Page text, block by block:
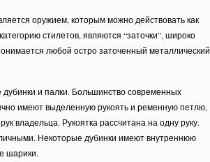
оружием, которым можно действовать как
стилетов, являются “заточки”, широко
любой остро заточенный металлический
и палки. Большинство современных
имеют выделенную рукоять и ременную петлю,
владельца. Рукоятка рассчитана на одну руку.
Некоторые дубинки имеют внутреннюю
шарики.